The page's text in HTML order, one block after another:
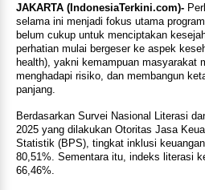
JAKARTA (IndonesiaTerkini.com)-
selama ini menjadi fokus utama
belum cukup untuk menciptakan
perhatian mulai bergeser ke aspek
health), yakni kemampuan masyarakat
menghadapi risiko, dan membangun
panjang.
Berdasarkan Survei Nasional Literasi
2025 yang dilakukan Otoritas Jasa
Statistik (BPS), tingkat inklusi
80,51%. Sementara itu, indeks literasi
66,46%.